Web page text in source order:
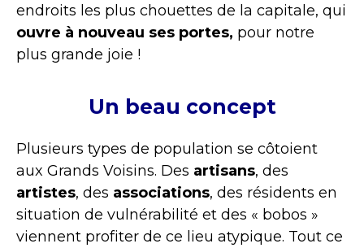
endroits les plus chouettes de la capitale, qui
ouvre à nouveau ses portes, pour notre
plus grande joie !
Un beau concept
Plusieurs types de population se côtoient
aux Grands Voisins. Des artisans, des
artistes, des associations, des résidents en
situation de vulnérabilité et des « bobos »
viennent profiter de ce lieu atypique. Tout ce